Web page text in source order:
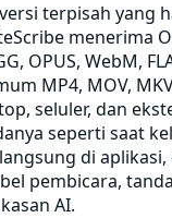
terpisah yang
menerima
OPUS, WebM,
MP4, MOV,
seluler, dan
seperti saat
di aplikasi
pembicara,
AI.